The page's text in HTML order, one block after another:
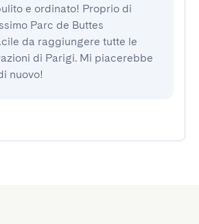
e ordinato! Proprio di
Parc de Buttes
da raggiungere tutte le
di Parigi. Mi piacerebbe
nuovo!